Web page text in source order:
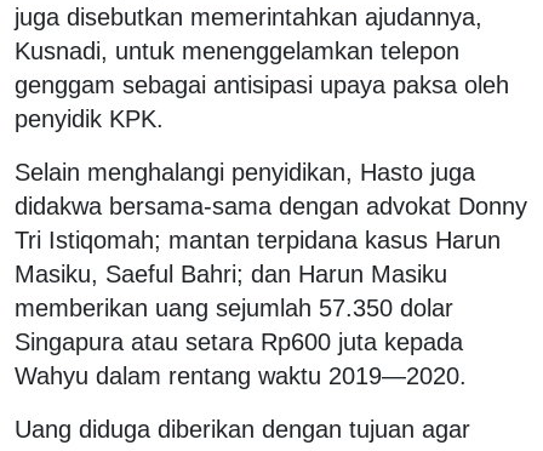
juga disebutkan memerintahkan ajudannya,
Kusnadi, untuk menenggelamkan telepon
genggam sebagai antisipasi upaya paksa oleh
penyidik KPK.
Selain menghalangi penyidikan, Hasto juga
didakwa bersama-sama dengan advokat Donny
Tri Istiqomah; mantan terpidana kasus Harun
Masiku, Saeful Bahri; dan Harun Masiku
memberikan uang sejumlah 57.350 dolar
Singapura atau setara Rp600 juta kepada
Wahyu dalam rentang waktu 2019—2020.
Uang diduga diberikan dengan tujuan agar